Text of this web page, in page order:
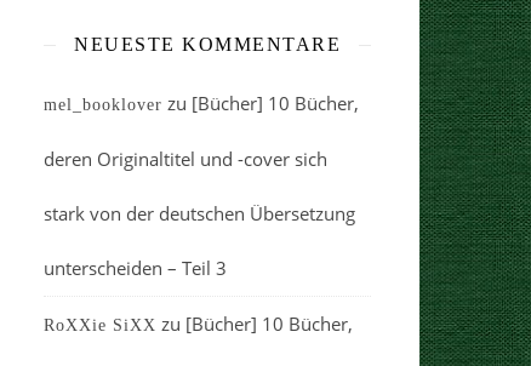
NEUESTE KOMMENTARE
mel_booklover zu [Bücher] 10 Bücher,
deren Originaltitel und -cover sich
stark von der deutschen Übersetzung
unterscheiden – Teil 3
RoXXie SiXX zu [Bücher] 10 Bücher,